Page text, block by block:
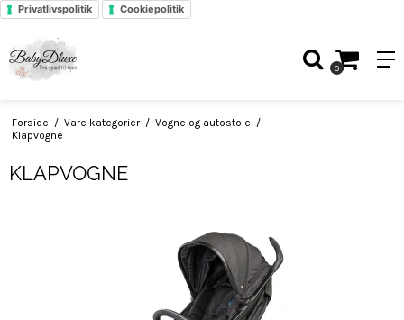
Privatlivspolitik Cookiepolitik
0
Forside / Vare kategorier / Vogne og autostole /
Klapvogne
KLAPVOGNE